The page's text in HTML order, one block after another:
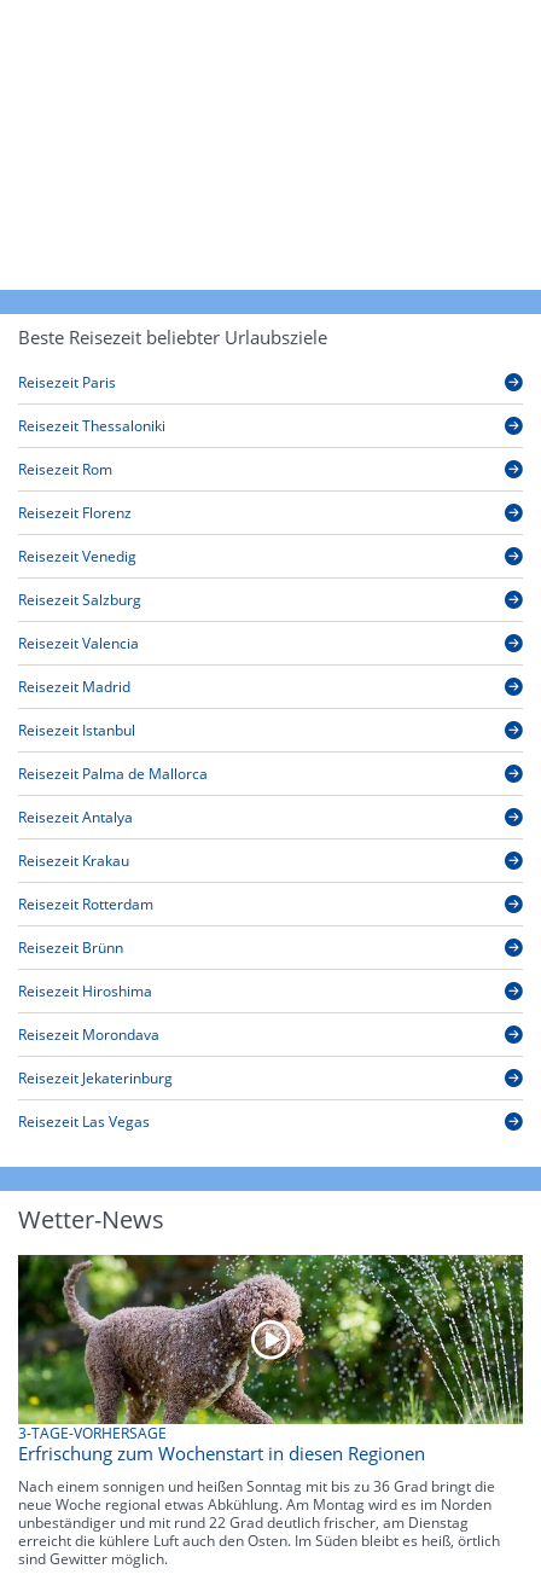
Beste Reisezeit beliebter Urlaubsziele
Reisezeit Paris
Reisezeit Thessaloniki
Reisezeit Rom
Reisezeit Florenz
Reisezeit Venedig
Reisezeit Salzburg
Reisezeit Valencia
Reisezeit Madrid
Reisezeit Istanbul
Reisezeit Palma de Mallorca
Reisezeit Antalya
Reisezeit Krakau
Reisezeit Rotterdam
Reisezeit Brünn
Reisezeit Hiroshima
Reisezeit Morondava
Reisezeit Jekaterinburg
Reisezeit Las Vegas
Wetter-News
3-TAGE-VORHERSAGE
Erfrischung zum Wochenstart in diesen Regionen
Nach einem sonnigen und heißen Sonntag mit bis zu 36 Grad bringt die
neue Woche regional etwas Abkühlung. Am Montag wird es im Norden
unbeständiger und mit rund 22 Grad deutlich frischer, am Dienstag
erreicht die kühlere Luft auch den Osten. Im Süden bleibt es heiß, örtlich
sind Gewitter möglich.